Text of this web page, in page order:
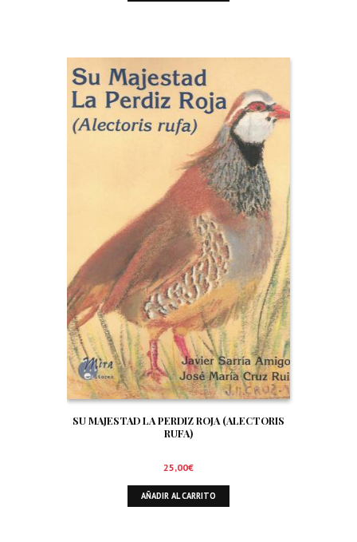
SU MAJESTAD LA PERDIZ ROJA (ALECTORIS
RUFA)
25,00€
AÑADIR AL CARRITO